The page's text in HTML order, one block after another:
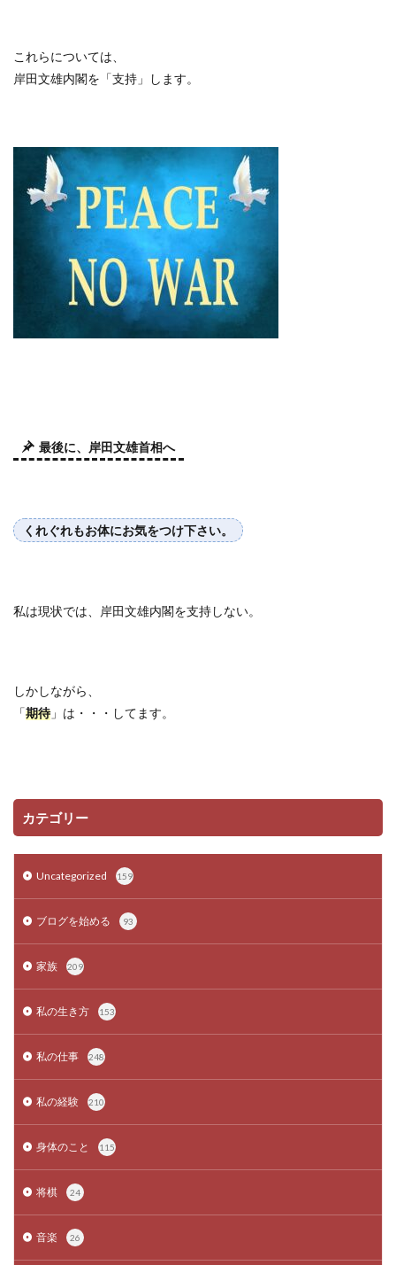
これらについては、
岸田文雄内閣を「支持」します。
最後に、岸田文雄首相へ
くれぐれもお体にお気をつけ下さい。
私は現状では、岸田文雄内閣を支持しない。
しかしながら、
「期待」は・・・してます。
カテゴリー
Uncategorized 159
ブログを始める 93
家族 209
私の生き方 153
私の仕事 248
私の経験 210
身体のこと 115
将棋 24
音楽 26